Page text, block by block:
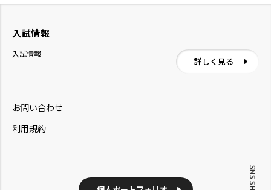
お問い合わせ
利用規約
入試情報
入試情報
詳しく見る